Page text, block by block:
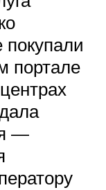
покупали
портале
—